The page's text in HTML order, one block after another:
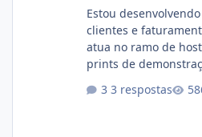
Estou
clientes e
atua no ramo de
prints de
com cerca de 80%
3 respostas